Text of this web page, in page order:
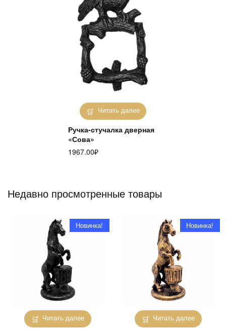
Читать далее
Ручка-стучалка дверная
«Сова»
1967.00₽
Недавно просмотренные товары
Читать далее
Новинка!
Читать далее
Новинка!